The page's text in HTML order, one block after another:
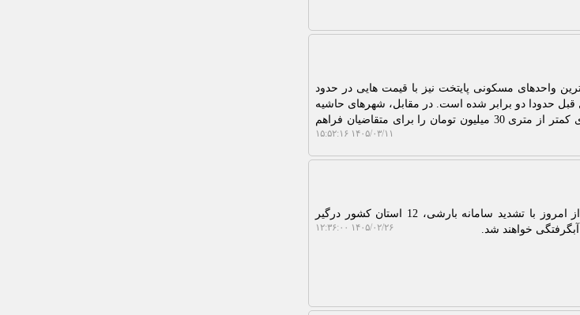
واحدهای مسکونی پایتخت نیز با قیمت هایی در حدود
سال قبل حدودا دو برابر شده است. در مقابل، شهرهای حاشیه
ای تهران خصوصاً پرند بازهم فرصت خرید مسکن با قیمت های کمتر از متری 30 میلیون تومان را برای متقاضیان فراهم
۱۴۰۵/۰۳/۱۱ ۱۵:۵۲:۱۶
به گزارش پلات، یک مسئول اداره هواشناسی اظهار داشت: از امروز با تشدید سامانه بارشی، 12 استان کشور درگیر
خواهند شد.
۱۴۰۵/۰۲/۲۶ ۱۲:۳۶:۰۰